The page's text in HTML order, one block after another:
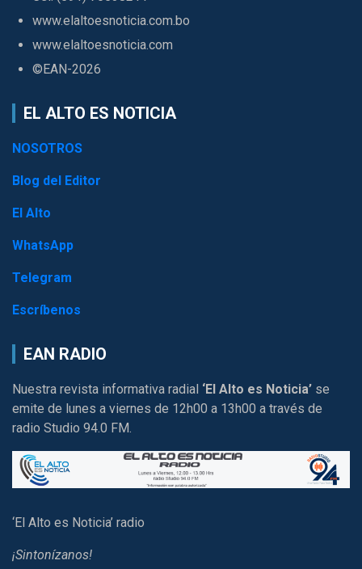
www.elaltoesnoticia.com.bo
www.elaltoesnoticia.com
©EAN-2026
EL ALTO ES NOTICIA
NOSOTROS
Blog del Editor
El Alto
WhatsApp
Telegram
Escríbenos
EAN RADIO
Nuestra revista informativa radial ‘El Alto es Noticia’ se
emite de lunes a viernes de 12h00 a 13h00 a través de
radio Studio 94.0 FM.
‘El Alto es Noticia’ radio
¡Sintonízanos!